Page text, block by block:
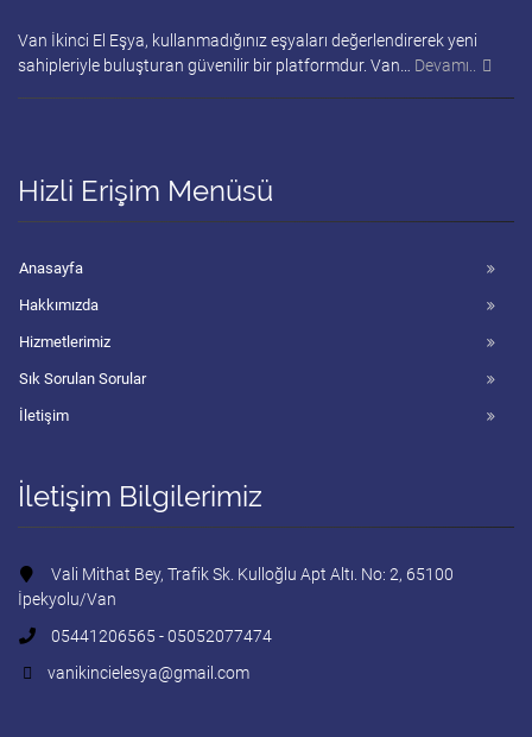
Van İkinci El Eşya, kullanmadığınız eşyaları değerlendirerek yeni
sahipleriyle buluşturan güvenilir bir platformdur. Van… Devamı..
Hizli Erişim Menüsü
Anasayfa
Hakkımızda
Hizmetlerimiz
Sık Sorulan Sorular
İletişim
İletişim Bilgilerimiz
Vali Mithat Bey, Trafik Sk. Kulloğlu Apt Altı. No: 2, 65100
İpekyolu/Van
05441206565 - 05052077474
vanikincielesya@gmail.com